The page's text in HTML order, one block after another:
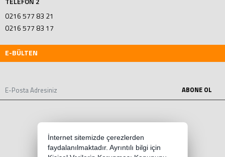
0216 577 83 21
0216 577 83 17
E-BÜLTEN
ABONE OL
İnternet sitemizde çerezlerden
faydalanılmaktadır. Ayrıntılı bilgi için